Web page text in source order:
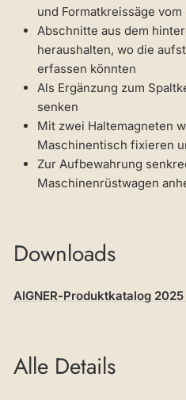
und Formatkreissäge
Abschnitte aus dem
heraushalten, wo die
erfassen könnten
Als Ergänzung zum
senken
Mit zwei Haltemagneten
Maschinentisch fixieren
Zur Aufbewahrung
Maschinenrüstwagen
Downloads
AIGNER-Produktkatalog 2025
Alle Details